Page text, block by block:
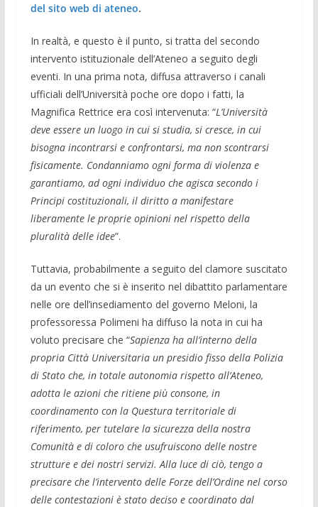
del sito web di ateneo.
In realtà, e questo è il punto, si tratta del secondo
intervento istituzionale dell’Ateneo a seguito degli
eventi. In una prima nota, diffusa attraverso i canali
ufficiali dell’Università poche ore dopo i fatti, la
Magnifica Rettrice era così intervenuta: “L’Università
deve essere un luogo in cui si studia, si cresce, in cui
bisogna incontrarsi e confrontarsi, ma non scontrarsi
fisicamente. Condanniamo ogni forma di violenza e
garantiamo, ad ogni individuo che agisca secondo i
Principi costituzionali, il diritto a manifestare
liberamente le proprie opinioni nel rispetto della
pluralità delle idee”.
Tuttavia, probabilmente a seguito del clamore suscitato
da un evento che si è inserito nel dibattito parlamentare
nelle ore dell’insediamento del governo Meloni, la
professoressa Polimeni ha diffuso la nota in cui ha
voluto precisare che “Sapienza ha all’interno della
propria Città Universitaria un presidio fisso della Polizia
di Stato che, in totale autonomia rispetto all’Ateneo,
adotta le azioni che ritiene più consone, in
coordinamento con la Questura territoriale di
riferimento, per tutelare la sicurezza della nostra
Comunità e di coloro che usufruiscono delle nostre
strutture e dei nostri servizi. Alla luce di ciò, tengo a
precisare che l’intervento delle Forze dell’Ordine nel corso
delle contestazioni è stato deciso e coordinato dal